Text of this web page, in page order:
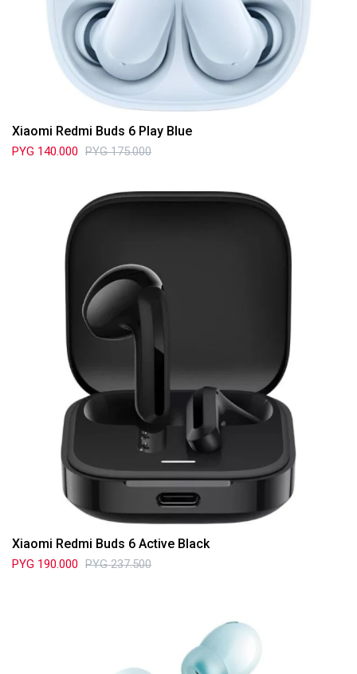
Xiaomi Redmi Buds 6 Play Blue
PYG 140.000 PYG 175.000
Xiaomi Redmi Buds 6 Active Black
PYG 190.000 PYG 237.500